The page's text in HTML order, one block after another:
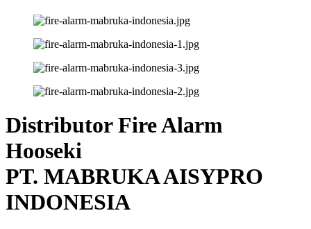
Distributor Fire Alarm
Hooseki
PT. MABRUKA AISYPRO
INDONESIA